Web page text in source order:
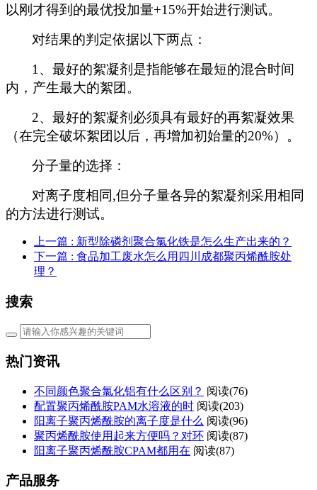
以刚才得到的最优投加量+15%开始进行测试。
对结果的判定依据以下两点：
1、 最好的絮凝剂是指能够在最短的混合时间
内，产生最大的絮团。
2、 最好的絮凝剂必须具有最好的再絮凝效果
（在完全破坏絮团以后，再增加初始量的20%）。
分子量的选择：
对离子度相同,但分子量各异的絮凝剂采用相同
的方法进行测试。
上一篇 : 新型除磷剂聚合氯化铁是怎么生产出来的？
下一篇 : 食品加工废水怎么用四川成都聚丙烯酰胺处
理？
搜索
热门资讯
不同颜色聚合氯化铝有什么区别？ 阅读(76)
配置聚丙烯酰胺PAM水溶液的时 阅读(203)
阳离子聚丙烯酰胺的离子度是什么 阅读(96)
聚丙烯酰胺使用起来方便吗？对环 阅读(87)
阳离子聚丙烯酰胺CPAM都用在 阅读(87)
产品服务